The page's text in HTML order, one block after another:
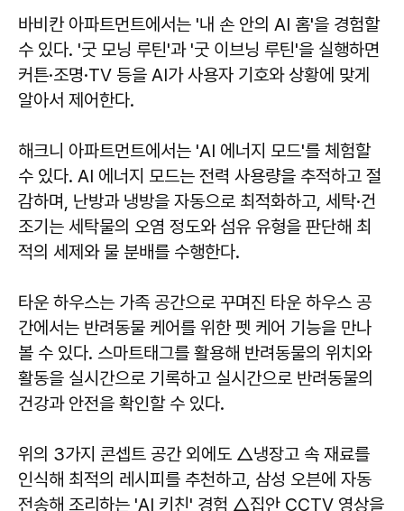
바비칸 아파트먼트에서는 '내 손 안의 AI 홈'을 경험할
수 있다. '굿 모닝 루틴'과 '굿 이브닝 루틴'을 실행하면
커튼·조명·TV 등을 AI가 사용자 기호와 상황에 맞게
알아서 제어한다.
해크니 아파트먼트에서는 'AI 에너지 모드'를 체험할
수 있다. AI 에너지 모드는 전력 사용량을 추적하고 절
감하며, 난방과 냉방을 자동으로 최적화하고, 세탁·건
조기는 세탁물의 오염 정도와 섬유 유형을 판단해 최
적의 세제와 물 분배를 수행한다.
타운 하우스는 가족 공간으로 꾸며진 타운 하우스 공
간에서는 반려동물 케어를 위한 펫 케어 기능을 만나
볼 수 있다. 스마트태그를 활용해 반려동물의 위치와
활동을 실시간으로 기록하고 실시간으로 반려동물의
건강과 안전을 확인할 수 있다.
위의 3가지 콘셉트 공간 외에도 △냉장고 속 재료를
인식해 최적의 레시피를 추천하고, 삼성 오븐에 자동
전송해 조리하는 'AI 키친' 경험 △집안 CCTV 영상을